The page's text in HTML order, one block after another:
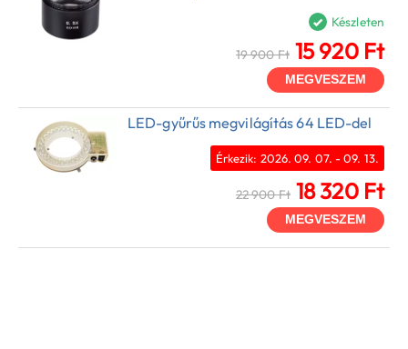
Készleten
19 900 Ft 15 920 Ft
MEGVESZEM
LED-gyűrűs megvilágítás 64 LED-del
Érkezik: 2026. 09. 07. - 09. 13.
22 900 Ft 18 320 Ft
MEGVESZEM